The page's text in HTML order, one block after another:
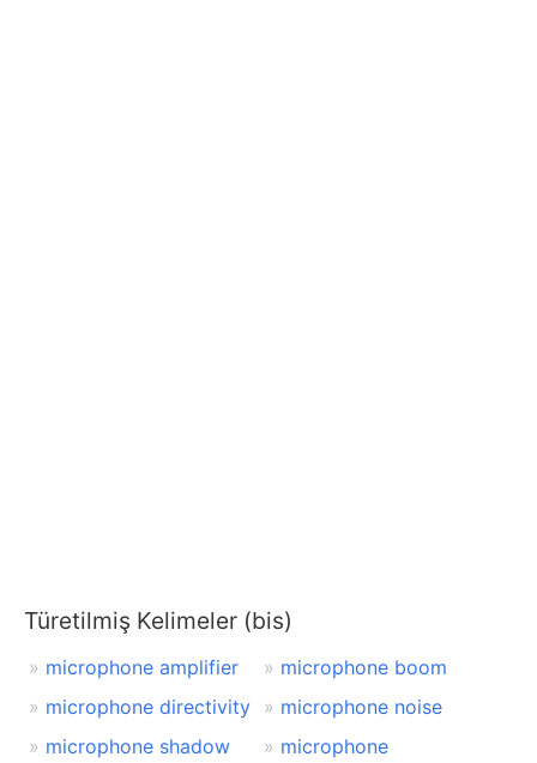
Türetilmiş Kelimeler (bis)
microphone amplifier
microphone boom
microphone directivity
microphone noise
microphone shadow
microphone